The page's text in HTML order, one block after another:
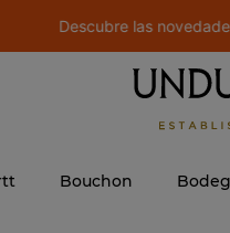
Descubre las
Bouchon